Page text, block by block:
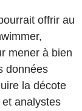
offrir au
mener à bien
données
la décote
analystes